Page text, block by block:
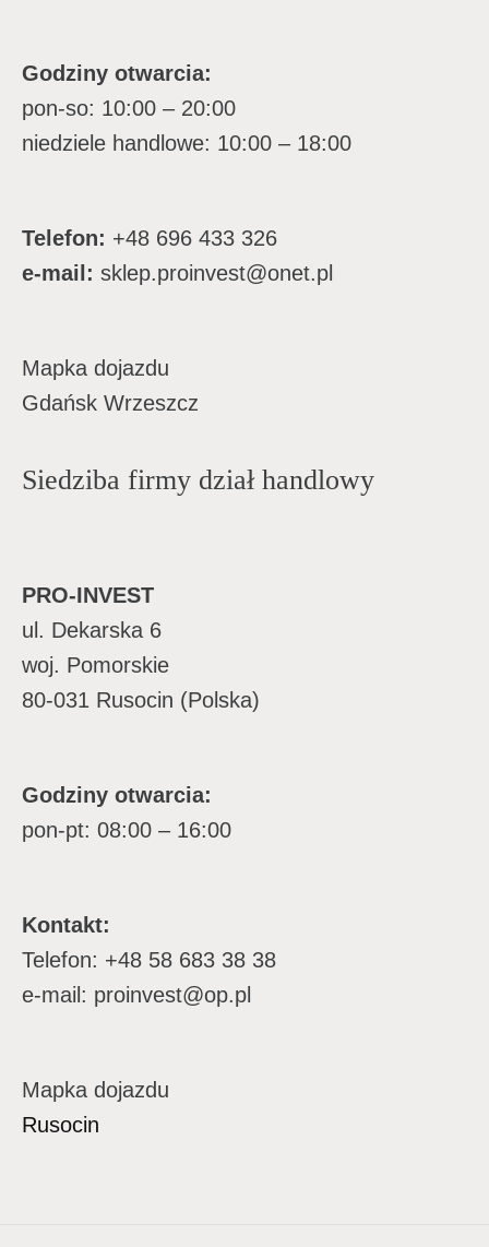
Godziny otwarcia:
pon-so: 10:00 – 20:00
niedziele handlowe: 10:00 – 18:00
Telefon: +48 696 433 326
e-mail: sklep.proinvest@onet.pl
Mapka dojazdu
Gdańsk Wrzeszcz
Siedziba firmy dział handlowy
PRO-INVEST
ul. Dekarska 6
woj. Pomorskie
80-031 Rusocin (Polska)
Godziny otwarcia:
pon-pt: 08:00 – 16:00
Kontakt:
Telefon: +48 58 683 38 38
e-mail: proinvest@op.pl
Mapka dojazdu
Rusocin